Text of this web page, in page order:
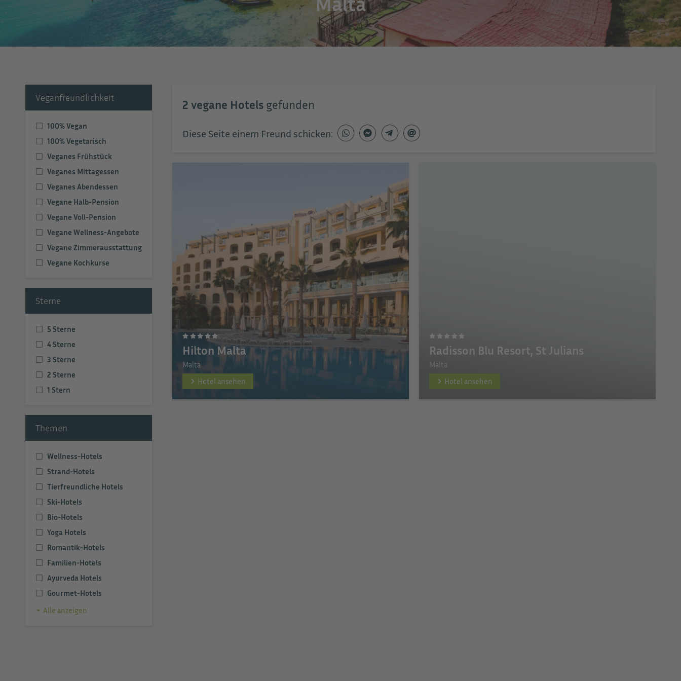
Veganfreundlichkeit
100% Vegan
100% Vegetarisch
Veganes Frühstück
Veganes Mittagessen
Veganes Abendessen
Vegane Halb-Pension
Vegane Voll-Pension
Vegane Wellness-Angebote
Vegane Zimmerausstattung
Vegane Kochkurse
Sterne
5 Sterne
4 Sterne
3 Sterne
2 Sterne
1 Stern
Themen
Wellness-Hotels
Strand-Hotels
Tierfreundliche Hotels
Ski-Hotels
Bio-Hotels
Yoga Hotels
Romantik-Hotels
Familien-Hotels
Ayurveda Hotels
Gourmet-Hotels
Alle anzeigen
2 vegane Hotels gefunden
Diese Seite einem Freund schicken:
Hilton Malta
Malta
Hotel ansehen
Radisson Blu Resort, St Julians
Malta
Hotel ansehen